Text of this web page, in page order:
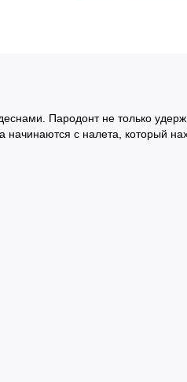
Пародонт не только
с налета, который